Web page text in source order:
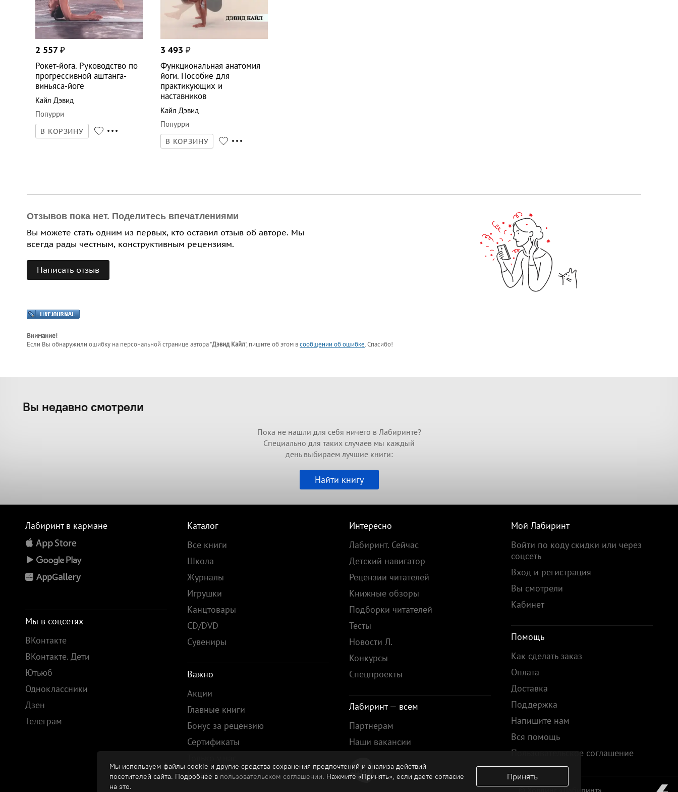
2 557₽
Рокет-йога. Руководство по
прогрессивной аштанга-
виньяса-йоге
Кайл Дэвид
Попурри
В КОРЗИНУ
3 493 ₽
Функциональная анатомия
йоги. Пособие для
практикующих и
наставников
Кайл Дэвид
Попурри
В КОРЗИНУ
Отзывов пока нет. Поделитесь впечатлениями
Вы можете стать одним из первых, кто оставил отзыв об авторе. Мы
всегда рады честным, конструктивным рецензиям.
Написать отзыв
Внимание!
Если Вы обнаружили ошибку на персональной странице автора "Дэвид Кайл", пишите об этом всообщении об ошибке. Спасибо!
Мы используем файлы cookie и другие средства сохранения предпочтений и анализа действий
посетителей сайта. Подробнее в пользовательском соглашении. Нажмите «Принять», если даете согласие
на это.
Принять
Вы недавно смотрели
Пока не нашли для себя ничего в Лабиринте?
Специально для таких случаев мы каждый
день выбираем лучшие книги:
Найти книгу
Лабиринт в кармане
Мы в соцсетях
ВКонтакте
ВКонтакте. Дети
Ютьюб
Одноклассники
Дзен
Телеграм
Каталог
Все книги
Школа
Журналы
Игрушки
Канцтовары
CD/DVD
Сувениры
Важно
Акции
Главные книги
Бонус за рецензию
Сертификаты
Предзаказы
Интересно
Лабиринт. Сейчас
Детский навигатор
Рецензии читателей
Книжные обзоры
Подборки читателей
Тесты
Новости Л.
Конкурсы
Спецпроекты
Лабиринт — всем
Партнерам
Наши вакансии
Мой Лабиринт
Войти по коду скидки или через
соцсеть
Вход и регистрация
Вы смотрели
Кабинет
Помощь
Как сделать заказ
Оплата
Доставка
Поддержка
Напишите нам
Вся помощь
Пользовательское соглашение
© Холдинг «Лабиринт»